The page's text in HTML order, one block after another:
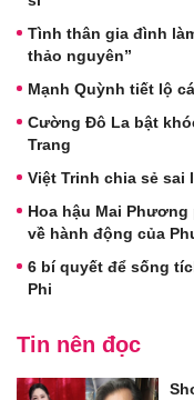
Tình thân gia đình
thảo nguyên”
Mạnh Quỳnh tiết lộ
Cường Đô La bật
Trang
Việt Trinh chia sẻ sai
Hoa hậu Mai
về hành động của
6 bí quyết để sống
Phi
Tin nên đọc